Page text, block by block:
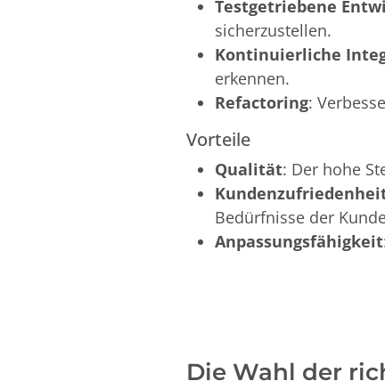
Testgetriebene
sicherzustellen.
Kontinuierliche
erkennen.
Refactoring:
Vorteile
Qualität: Der hohe
Bedürfnisse der
Anpassungsfähigkeit
Die Wahl der